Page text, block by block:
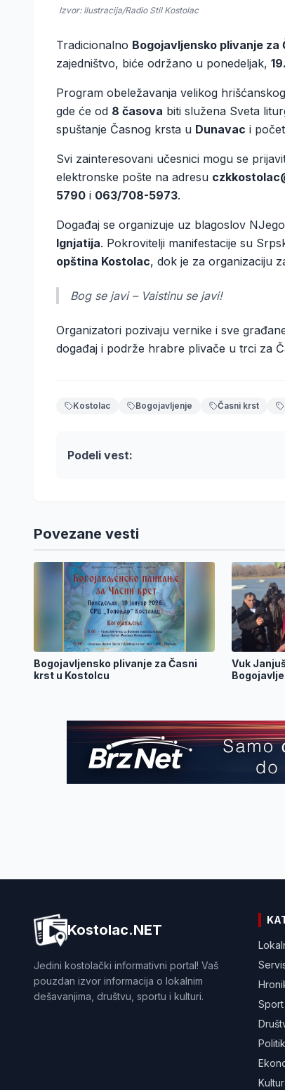
Izvor: Ilustracija/Radio Stil Kostolac
Tradicionalno Bogojavljensko plivanje za
zajedništvo, biće održano u ponedeljak,
Program obeležavanja velikog
gde će od 8 časova biti služena Sveta
spuštanje Časnog krsta u Dunavac i
Svi zainteresovani učesnici mogu se
elektronske pošte na adresu
5790 i 063/708-5973.
Događaj se organizuje uz blagoslov
Ignjatija. Pokrovitelji manifestacije su
opština Kostolac, dok je za organizaciju
Bog se javi – Vaistinu se javi!
Organizatori pozivaju vernike i sve
događaj i podrže hrabre plivače u trci za
Kostolac Bogojavljenje Časni krst
Podeli vest:
Povezane vesti
Bogojavljensko plivanje za Časni
krst u Kostolcu
Vuk
Kostolac.NET
Jedini kostolački informativni portal! Vaš
pouzdan izvor informacija o lokalnim
dešavanjima, društvu, sportu i kulturi.
Sport